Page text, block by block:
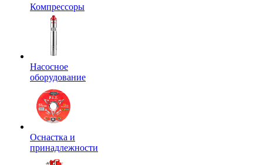
Компрессоры
Насосное
оборудование
Оснастка и
принадлежности